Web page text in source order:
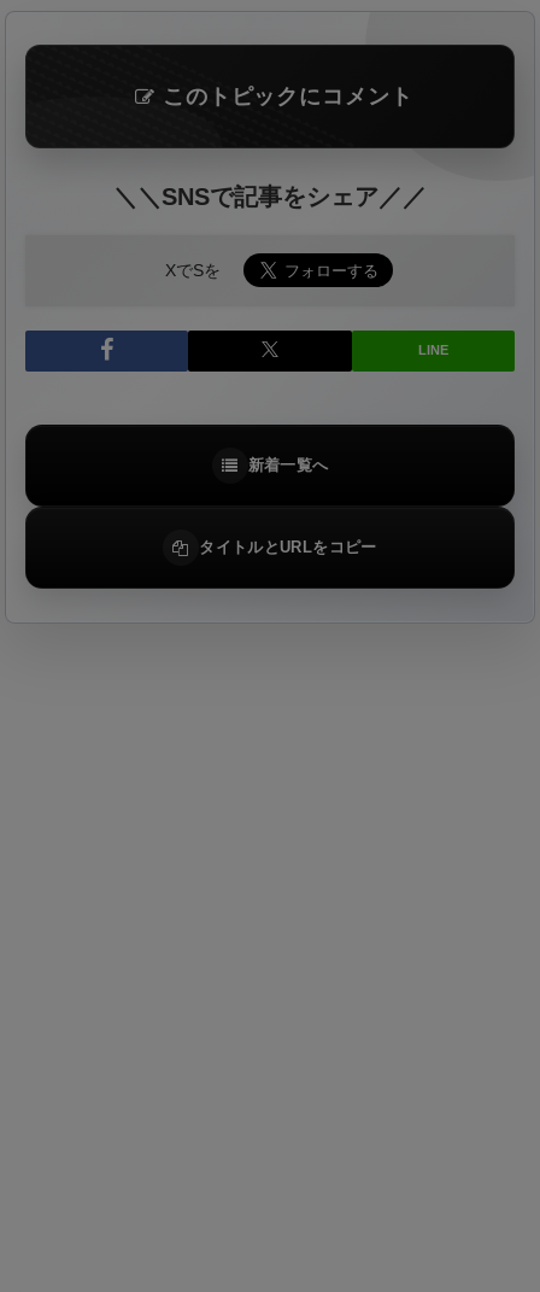
このトピックにコメント
＼＼SNSで記事をシェア／／
XでSを
LINE
新着一覧へ
タイトルとURLをコピー